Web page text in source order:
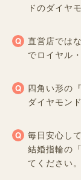
ドのダイヤ
直営店では
でロイヤル
四角い形の
ダイヤモン
毎日安心し
結婚指輪の
てください。